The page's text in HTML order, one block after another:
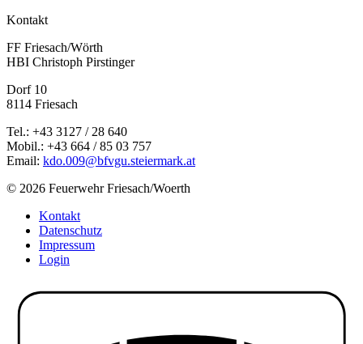
Kontakt
FF Friesach/Wörth
HBI Christoph Pirstinger
Dorf 10
8114 Friesach
Tel.: +43 3127 / 28 640
Mobil.: +43 664 / 85 03 757
Email: kdo.009@bfvgu.steiermark.at
© 2026 Feuerwehr Friesach/Woerth
Kontakt
Datenschutz
Impressum
Login